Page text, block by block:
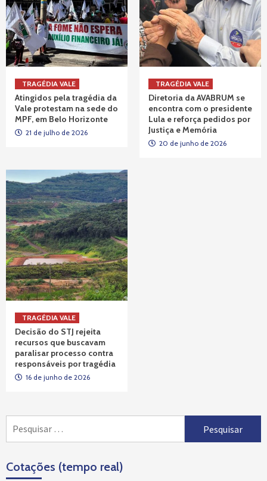
TRAGÉDIA VALE
Atingidos pela tragédia da
Vale protestam na sede do
MPF, em Belo Horizonte
21 de julho de 2026
TRAGÉDIA VALE
Diretoria da AVABRUM se
encontra com o presidente
Lula e reforça pedidos por
Justiça e Memória
20 de junho de 2026
TRAGÉDIA VALE
Decisão do STJ rejeita
recursos que buscavam
paralisar processo contra
responsáveis por tragédia
16 de junho de 2026
Cotações (tempo real)